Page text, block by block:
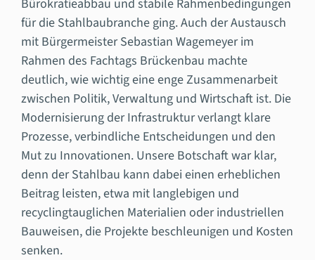
Bürokratieabbau und stabile Rahmenbedingungen
für die Stahlbaubranche ging. Auch der Austausch
mit Bürgermeister Sebastian Wagemeyer im
Rahmen des Fachtags Brückenbau machte
deutlich, wie wichtig eine enge Zusammenarbeit
zwischen Politik, Verwaltung und Wirtschaft ist. Die
Modernisierung der Infrastruktur verlangt klare
Prozesse, verbindliche Entscheidungen und den
Mut zu Innovationen. Unsere Botschaft war klar,
denn der Stahlbau kann dabei einen erheblichen
Beitrag leisten, etwa mit langlebigen und
recyclingtauglichen Materialien oder industriellen
Bauweisen, die Projekte beschleunigen und Kosten
senken.